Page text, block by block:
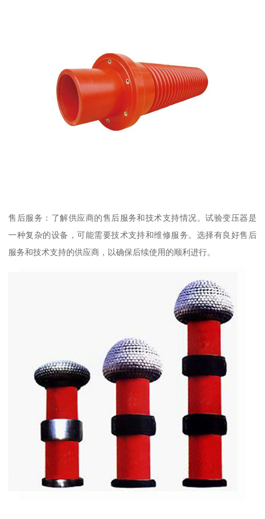
售后服务：了解供应商的售后服务和技术支持情况。试验变压器是
一种复杂的设备，可能需要技术支持和维修服务。选择有良好售后
服务和技术支持的供应商，以确保后续使用的顺利进行。